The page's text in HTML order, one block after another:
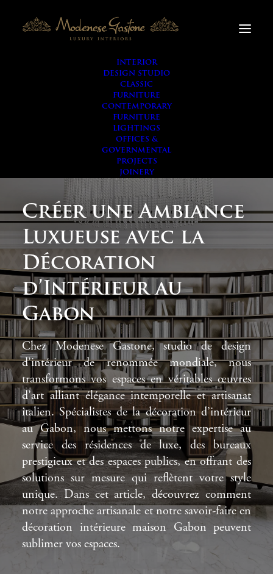
INTERIOR
DESIGN STUDIO
CLASSIC
FURNITURE
CONTEMPORARY
FURNITURE
LIGHTINGS
OFFICES &
GOVERNMENTAL
PROJECTS
JOINERY
Créer une Ambiance
Luxueuse avec la
Décoration
d’Intérieur au
Gabon
Chez Modenese Gastone, studio de design
d’intérieur de renommée mondiale, nous
transformons vos espaces en véritables œuvres
d’art alliant élégance intemporelle et artisanat
italien. Spécialistes de la décoration d’intérieur
au Gabon, nous mettons notre expertise au
service des résidences de luxe, des bureaux
prestigieux et des espaces publics, en offrant des
solutions sur mesure qui reflètent votre style
unique. Dans cet article, découvrez comment
notre approche artisanale et notre savoir-faire en
décoration intérieure maison Gabon peuvent
sublimer vos espaces.